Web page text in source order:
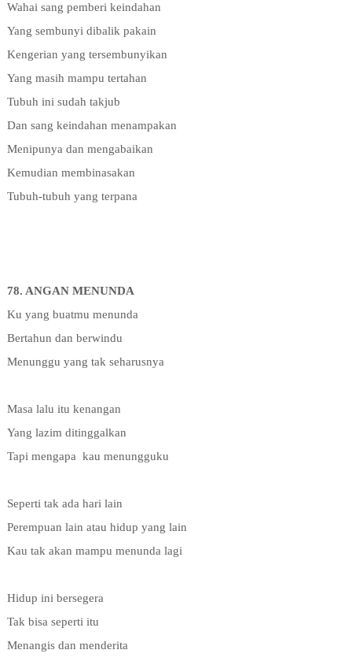
Wahai sang pemberi keindahan
Yang sembunyi dibalik pakain
Kengerian yang tersembunyikan
Yang masih mampu tertahan
Tubuh ini sudah takjub
Dan sang keindahan menampakan
Menipunya dan mengabaikan
Kemudian membinasakan
Tubuh-tubuh yang terpana
78. ANGAN MENUNDA
Ku yang buatmu menunda
Bertahun dan berwindu
Menunggu yang tak seharusnya
Masa lalu itu kenangan
Yang lazim ditinggalkan
Tapi mengapa kau menungguku
Seperti tak ada hari lain
Perempuan lain atau hidup yang lain
Kau tak akan mampu menunda lagi
Hidup ini bersegera
Tak bisa seperti itu
Menangis dan menderita